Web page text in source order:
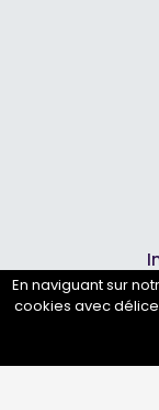
En naviguant sur
cookies avec